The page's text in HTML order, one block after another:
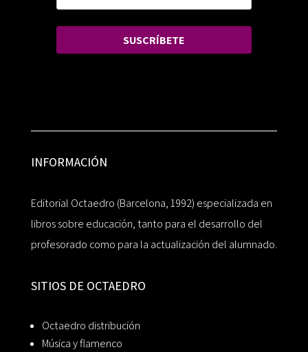
SUSCRÍBETE
INFORMACIÓN
Editorial Octaedro (Barcelona, 1992) especializada en
libros sobre educación, tanto para el desarrollo del
profesorado como para la actualización del alumnado.
SITIOS DE OCTAEDRO
Octaedro distribución
Música y flamenco